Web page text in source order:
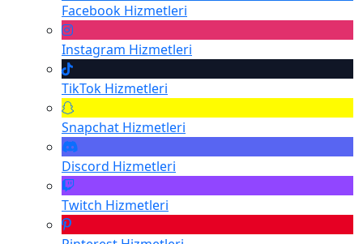
Facebook Hizmetleri
Instagram Hizmetleri
TikTok Hizmetleri
Snapchat Hizmetleri
Discord Hizmetleri
Twitch Hizmetleri